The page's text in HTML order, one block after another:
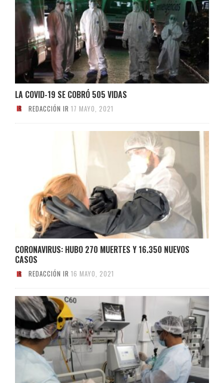
LA COVID-19 SE COBRÓ 505 VIDAS
REDACCIÓN IR 17 MAYO, 2021
CORONAVIRUS: HUBO 270 MUERTES Y 16.350 NUEVOS
CASOS
REDACCIÓN IR 16 MAYO, 2021